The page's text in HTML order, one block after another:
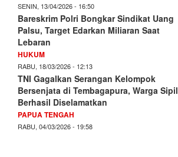
SENIN, 13/04/2026 - 16:50
Bareskrim Polri Bongkar Sindikat Uang
Palsu, Target Edarkan Miliaran Saat
Lebaran
HUKUM
RABU, 18/03/2026 - 12:13
TNI Gagalkan Serangan Kelompok
Bersenjata di Tembagapura, Warga Sipil
Berhasil Diselamatkan
PAPUA TENGAH
RABU, 04/03/2026 - 19:58